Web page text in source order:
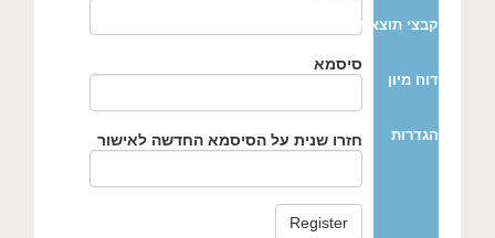
קבצי תוצאות עונתיים
דוח מיון
הגדרות
סיסמא
חזרו שנית על הסיסמא החדשה לאישור